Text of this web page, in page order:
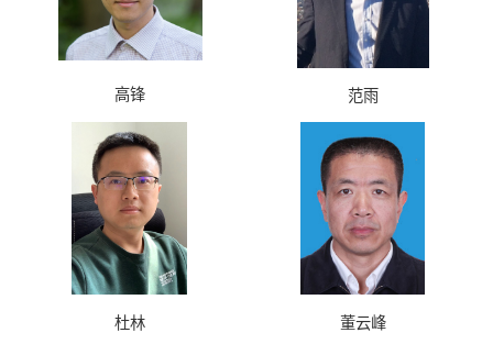
高锋 范雨
杜林 董云峰